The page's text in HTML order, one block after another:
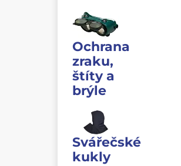
Ochrana
zraku,
štíty a
brýle
Svářečské
kukly